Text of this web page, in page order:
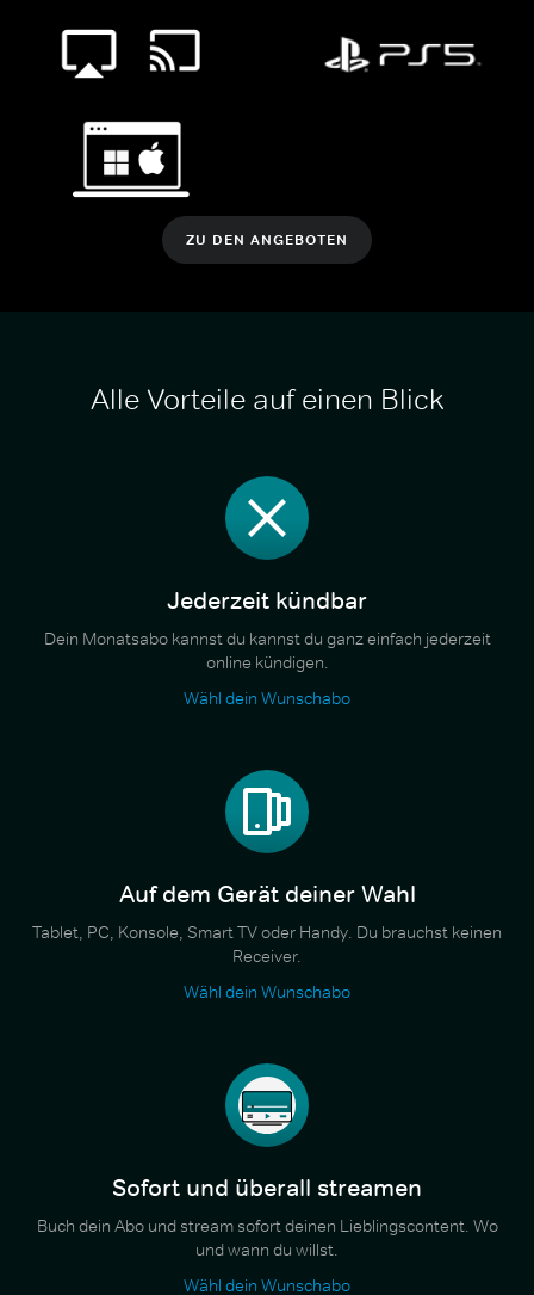
ZU DEN ANGEBOTEN
Alle Vorteile auf einen Blick
Jederzeit kündbar
Dein Monatsabo kannst du kannst du ganz einfach jederzeit
online kündigen.
Wähl dein Wunschabo
Auf dem Gerät deiner Wahl
Tablet, PC, Konsole, Smart TV oder Handy. Du brauchst keinen
Receiver.
Wähl dein Wunschabo
Sofort und überall streamen
Buch dein Abo und stream sofort deinen Lieblingscontent. Wo
und wann du willst.
Wähl dein Wunschabo